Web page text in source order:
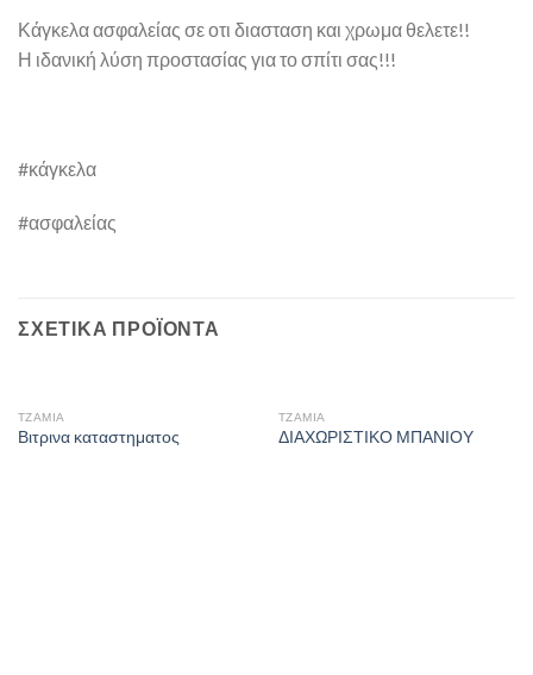
Κάγκελα ασφαλείας σε οτι διασταση και χρωμα θελετε!!
Η ιδανική λύση προστασίας για το σπίτι σας!!!
#κάγκελα
#ασφαλείας
ΣΧΕΤΙΚΆ ΠΡΟΪΌΝΤΑ
ΤΖΆΜΙΑ
Βιτρινα καταστηματος
ΤΖΆΜΙΑ
ΔΙΑΧΩΡΙΣΤΙΚΟ ΜΠΑΝΙΟΥ